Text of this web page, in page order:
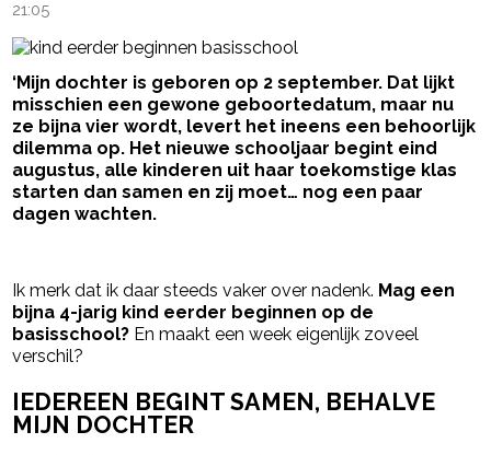
21:05
‘Mijn dochter is geboren op 2 september. Dat lijkt
misschien een gewone geboortedatum, maar nu
ze bijna vier wordt, levert het ineens een behoorlijk
dilemma op. Het nieuwe schooljaar begint eind
augustus, alle kinderen uit haar toekomstige klas
starten dan samen en zij moet… nog een paar
dagen wachten.
Ik merk dat ik daar steeds vaker over nadenk. Mag een
bijna 4-jarig kind eerder beginnen op de
basisschool? En maakt een week eigenlijk zoveel
verschil?
IEDEREEN BEGINT SAMEN, BEHALVE
MIJN DOCHTER